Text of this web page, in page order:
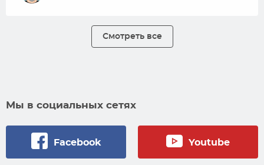
Смотреть все
Мы в социальных сетях
Facebook Youtube